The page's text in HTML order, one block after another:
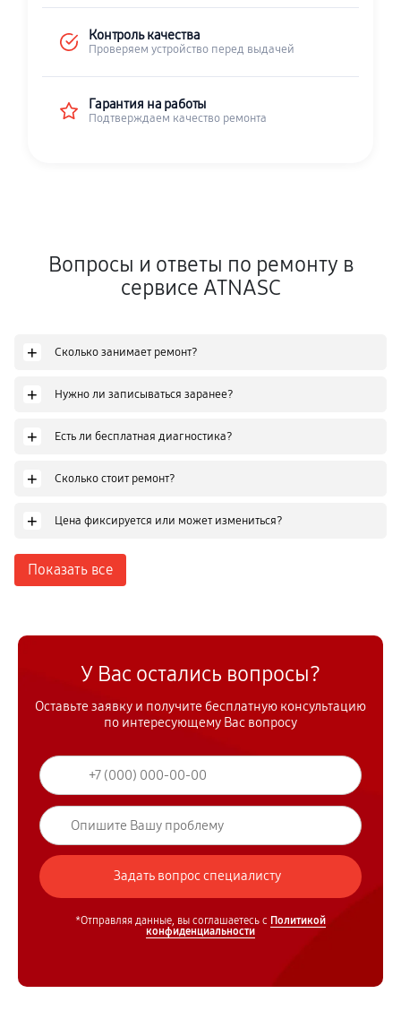
Контроль качества
Проверяем устройство перед выдачей
Гарантия на работы
Подтверждаем качество ремонта
Вопросы и ответы по ремонту в
сервисе ATNASC
+ Сколько занимает ремонт?
+ Нужно ли записываться заранее?
+ Есть ли бесплатная диагностика?
+ Сколько стоит ремонт?
+ Цена фиксируется или может измениться?
Показать все
У Вас остались вопросы?
Оставьте заявку и получите бесплатную консультацию
по интересующему Вас вопросу
*Отправляя данные, вы соглашаетесь с Политикой
конфиденциальности